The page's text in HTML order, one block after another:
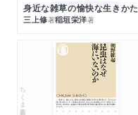
身近な雑草の愉快な生きかた
三上修著稲垣栄洋著
ちくま新書